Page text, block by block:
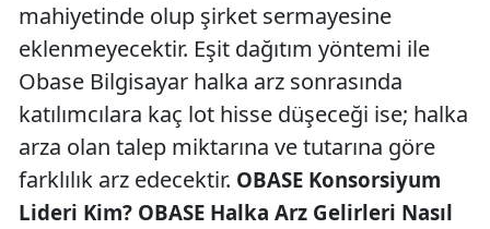
mahiyetinde olup şirket sermayesine
eklenmeyecektir. Eşit dağıtım yöntemi ile
Obase Bilgisayar halka arz sonrasında
katılımcılara kaç lot hisse düşeceği ise; halka
arza olan talep miktarına ve tutarına göre
farklılık arz edecektir. OBASE Konsorsiyum
Lideri Kim? OBASE Halka Arz Gelirleri Nasıl